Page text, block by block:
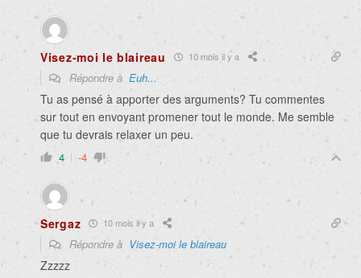
Visez-moi le blaireau 10 mois il y a
Répondre à Euh...
Tu as pensé à apporter des arguments? Tu commentes
sur tout en envoyant promener tout le monde. Me semble
que tu devrais relaxer un peu.
4 -4
Sergaz 10 mois il y a
Répondre à Visez-moi le blaireau
Zzzzz